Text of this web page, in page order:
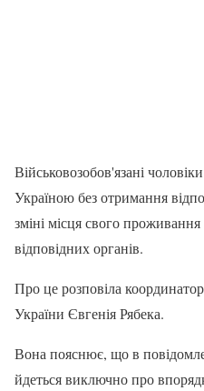
Військовозобов'язані
Україною без отримання
зміні місця свого
відповідних органів.
Про це розповіла
України Євгенія Рябека.
Вона пояснює, що в
йдеться виключно про